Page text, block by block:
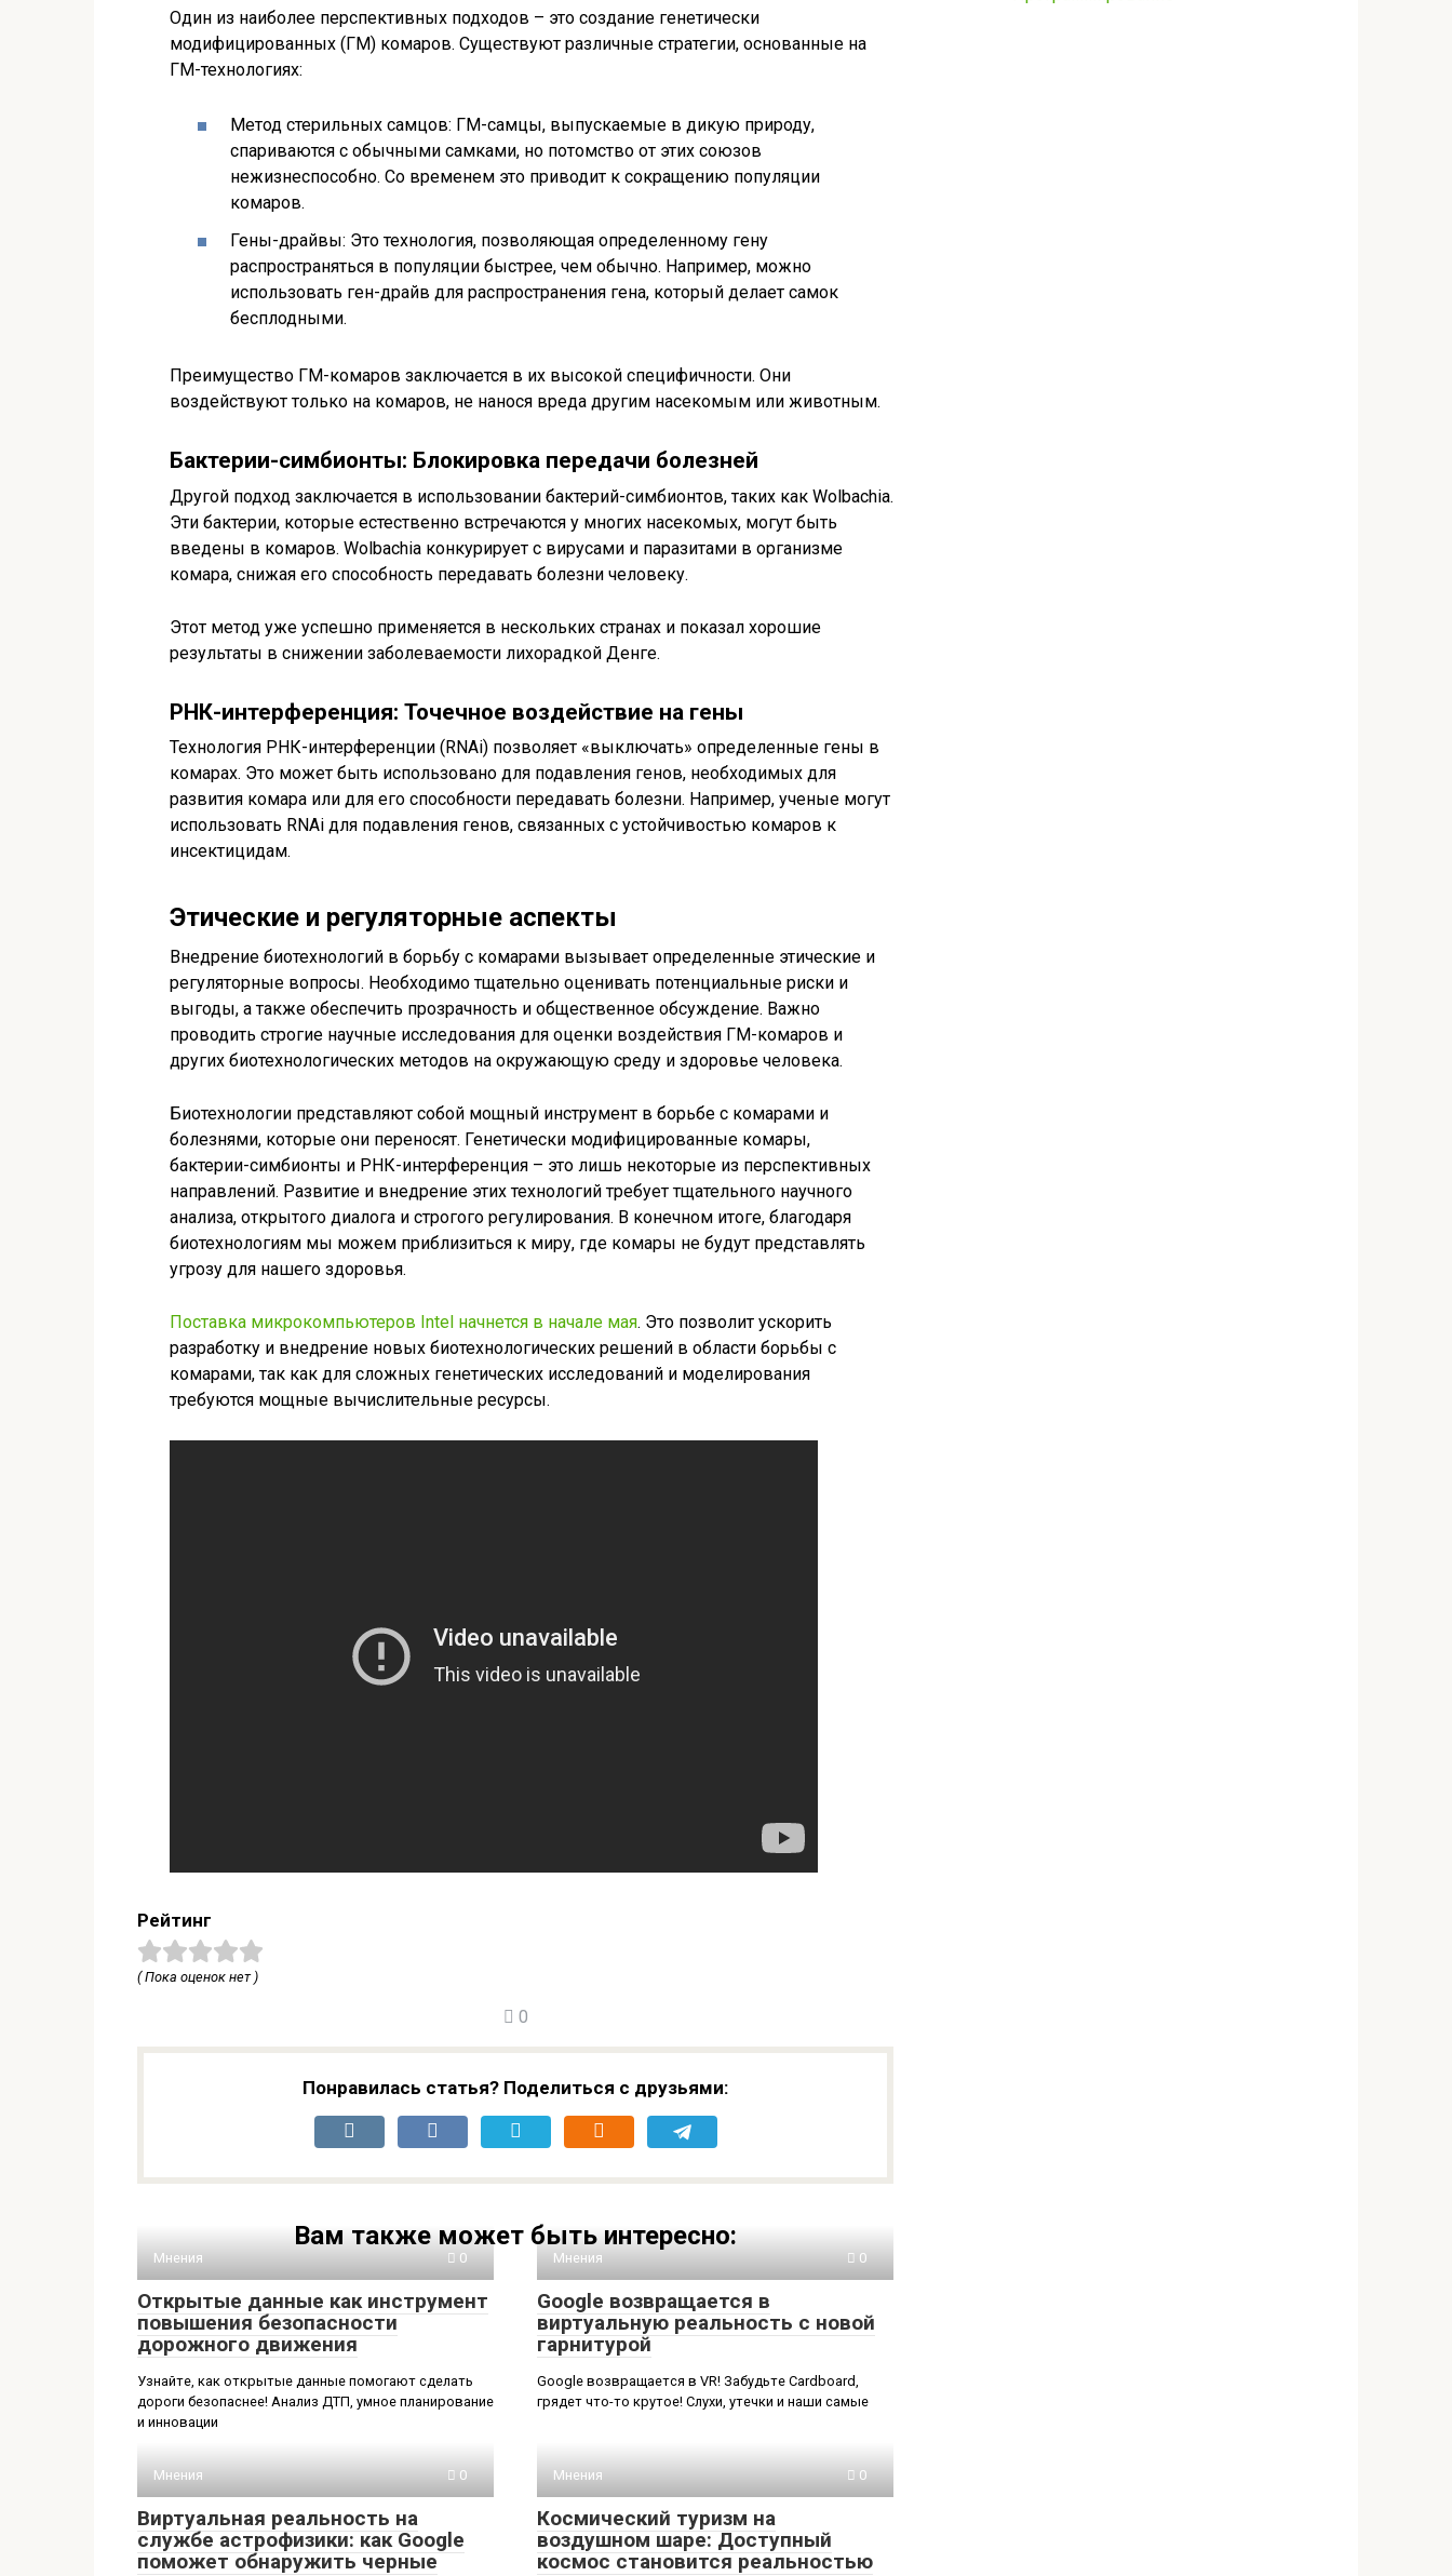
Один из наиболее перспективных подходов – это создание генетически
модифицированных (ГМ) комаров. Существуют различные стратегии, основанные на
ГМ-технологиях:
Метод стерильных самцов: ГМ-самцы, выпускаемые в дикую природу,
спариваются с обычными самками, но потомство от этих союзов
нежизнеспособно. Со временем это приводит к сокращению популяции
комаров.
Гены-драйвы: Это технология, позволяющая определенному гену
распространяться в популяции быстрее, чем обычно. Например, можно
использовать ген-драйв для распространения гена, который делает самок
бесплодными.
Преимущество ГМ-комаров заключается в их высокой специфичности. Они
воздействуют только на комаров, не нанося вреда другим насекомым или животным.
Бактерии-симбионты: Блокировка передачи болезней
Другой подход заключается в использовании бактерий-симбионтов, таких как Wolbachia.
Эти бактерии, которые естественно встречаются у многих насекомых, могут быть
введены в комаров. Wolbachia конкурирует с вирусами и паразитами в организме
комара, снижая его способность передавать болезни человеку.
Этот метод уже успешно применяется в нескольких странах и показал хорошие
результаты в снижении заболеваемости лихорадкой Денге.
РНК-интерференция: Точечное воздействие на гены
Технология РНК-интерференции (RNAi) позволяет «выключать» определенные гены в
комарах. Это может быть использовано для подавления генов, необходимых для
развития комара или для его способности передавать болезни. Например, ученые могут
использовать RNAi для подавления генов, связанных с устойчивостью комаров к
инсектицидам.
Этические и регуляторные аспекты
Внедрение биотехнологий в борьбу с комарами вызывает определенные этические и
регуляторные вопросы. Необходимо тщательно оценивать потенциальные риски и
выгоды, а также обеспечить прозрачность и общественное обсуждение. Важно
проводить строгие научные исследования для оценки воздействия ГМ-комаров и
других биотехнологических методов на окружающую среду и здоровье человека.
Биотехнологии представляют собой мощный инструмент в борьбе с комарами и
болезнями, которые они переносят. Генетически модифицированные комары,
бактерии-симбионты и РНК-интерференция – это лишь некоторые из перспективных
направлений. Развитие и внедрение этих технологий требует тщательного научного
анализа, открытого диалога и строгого регулирования. В конечном итоге, благодаря
биотехнологиям мы можем приблизиться к миру, где комары не будут представлять
угрозу для нашего здоровья.
Поставка микрокомпьютеров Intel начнется в начале мая. Это позволит ускорить
разработку и внедрение новых биотехнологических решений в области борьбы с
комарами, так как для сложных генетических исследований и моделирования
требуются мощные вычислительные ресурсы.
Рейтинг
( Пока оценок нет )
0
Понравилась статья? Поделиться с друзьями:
Вам также может быть интересно:
Мнения 0
Открытые данные как инструмент
повышения безопасности
дорожного движения
Узнайте, как открытые данные помогают сделать
дороги безопаснее! Анализ ДТП, умное планирование
и инновации
Мнения 0
Google возвращается в
виртуальную реальность с новой
гарнитурой
Google возвращается в VR! Забудьте Cardboard,
грядет что-то крутое! Слухи, утечки и наши самые
Мнения 0
Виртуальная реальность на
службе астрофизики: как Google
поможет обнаружить черные
Мнения 0
Космический туризм на
воздушном шаре: Доступный
космос становится реальностью